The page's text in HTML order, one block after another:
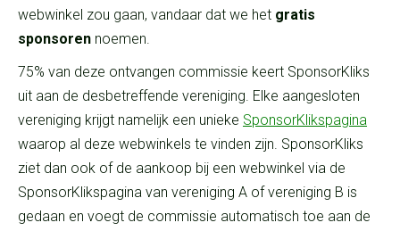
webwinkel zou gaan, vandaar dat we het gratis
sponsoren noemen.
75% van deze ontvangen commissie keert SponsorKliks
uit aan de desbetreffende vereniging. Elke aangesloten
vereniging krijgt namelijk een unieke SponsorKlikspagina
waarop al deze webwinkels te vinden zijn. SponsorKliks
ziet dan ook of de aankoop bij een webwinkel via de
SponsorKlikspagina van vereniging A of vereniging B is
gedaan en voegt de commissie automatisch toe aan de